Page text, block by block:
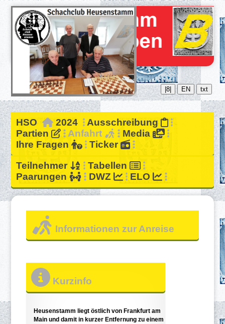
|8| EN txt
HSO 2024
Ausschreibung
Partien
Anfahrt
Media
Ihre Fragen
Ticker
Teilnehmer
Tabellen
Paarungen
DWZ ELO
Informationen zur Anreise
Kurzinfo
Heusenstamm liegt östlich von Frankfurt am
Main und damit in kurzer Entfernung zu einem